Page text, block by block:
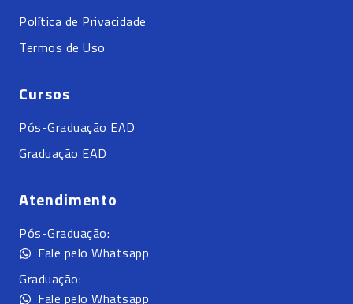
Política de Privacidade
Termos de Uso
Cursos
Pós-Graduação EAD
Graduação EAD
Atendimento
Pós-Graduação:
Fale pelo Whatsapp
Graduação:
Fale pelo Whatsapp